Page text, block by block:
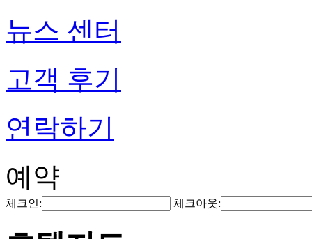
뉴스 센터
고객 후기
연락하기
예약
체크인: 체크아웃: